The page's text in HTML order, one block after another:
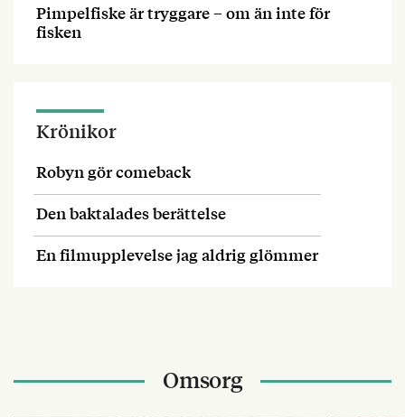
Pimpelfiske är tryggare – om än inte för
fisken
Krönikor
Robyn gör comeback
Den baktalades berättelse
En filmupplevelse jag aldrig glömmer
Omsorg